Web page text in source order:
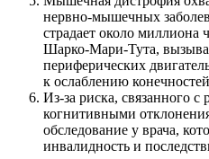
нервно-мышечных
страдает около миллиона
Шарко-Мари-Тута,
периферических
к ослаблению
Из-за риска, связанного с
когнитивными
обследование у врача,
инвалидность и